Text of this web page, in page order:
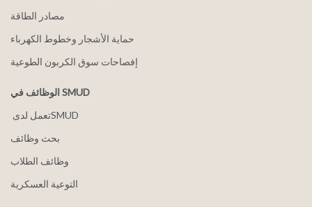
مصادر الطاقة
حماية الأشجار وخطوط الكهرباء
إفصاحات سوق الكربون الطوعية
الوظائف في SMUD
بحث وظائف
وظائف الطلاب
التوعية العسكرية